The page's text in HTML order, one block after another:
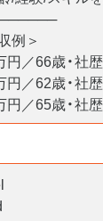
望をお聞かせ
例＞
円／66歳・社
円／62歳・社
円／65歳・社